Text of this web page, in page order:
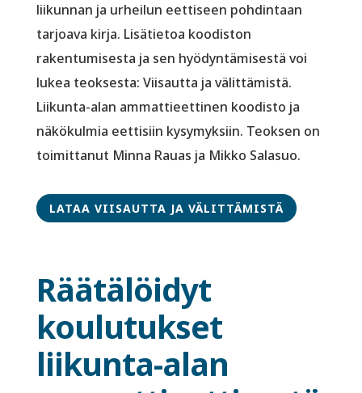
liikunnan ja urheilun eettiseen pohdintaan
tarjoava kirja. Lisätietoa koodiston
rakentumisesta ja sen hyödyntämisestä voi
lukea teoksesta: Viisautta ja välittämistä.
Liikunta-alan ammattieettinen koodisto ja
näkökulmia eettisiin kysymyksiin. Teoksen on
toimittanut Minna Rauas ja Mikko Salasuo.
LATAA VIISAUTTA JA VÄLITTÄMISTÄ
Räätälöidyt
koulutukset
liikunta-alan